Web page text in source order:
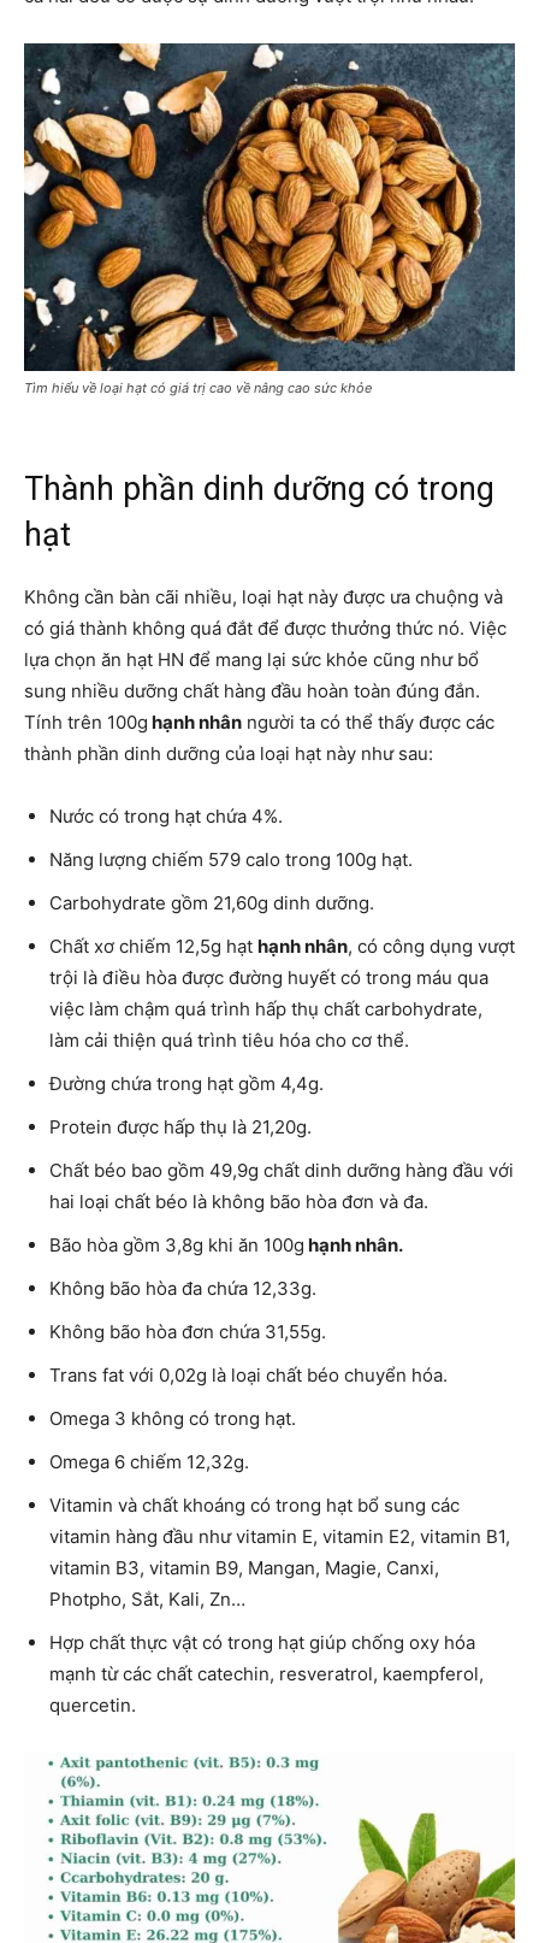
Tìm hiểu về loại hạt có giá trị cao về nâng cao sức khỏe
Thành phần dinh dưỡng có trong
hạt
Không cần bàn cãi nhiều, loại hạt này được ưa chuộng và
có giá thành không quá đắt để được thưởng thức nó. Việc
lựa chọn ăn hạt HN để mang lại sức khỏe cũng như bổ
sung nhiều dưỡng chất hàng đầu hoàn toàn đúng đắn.
Tính trên 100g hạnh nhân người ta có thể thấy được các
thành phần dinh dưỡng của loại hạt này như sau:
Nước có trong hạt chứa 4%.
Năng lượng chiếm 579 calo trong 100g hạt.
Carbohydrate gồm 21,60g dinh dưỡng.
Chất xơ chiếm 12,5g hạt hạnh nhân, có công dụng vượt
trội là điều hòa được đường huyết có trong máu qua
việc làm chậm quá trình hấp thụ chất carbohydrate,
làm cải thiện quá trình tiêu hóa cho cơ thể.
Đường chứa trong hạt gồm 4,4g.
Protein được hấp thụ là 21,20g.
Chất béo bao gồm 49,9g chất dinh dưỡng hàng đầu với
hai loại chất béo là không bão hòa đơn và đa.
Bão hòa gồm 3,8g khi ăn 100g hạnh nhân.
Không bão hòa đa chứa 12,33g.
Không bão hòa đơn chứa 31,55g.
Trans fat với 0,02g là loại chất béo chuyển hóa.
Omega 3 không có trong hạt.
Omega 6 chiếm 12,32g.
Vitamin và chất khoáng có trong hạt bổ sung các
vitamin hàng đầu như vitamin E, vitamin E2, vitamin B1,
vitamin B3, vitamin B9, Mangan, Magie, Canxi,
Photpho, Sắt, Kali, Zn…
Hợp chất thực vật có trong hạt giúp chống oxy hóa
mạnh từ các chất catechin, resveratrol, kaempferol,
quercetin.